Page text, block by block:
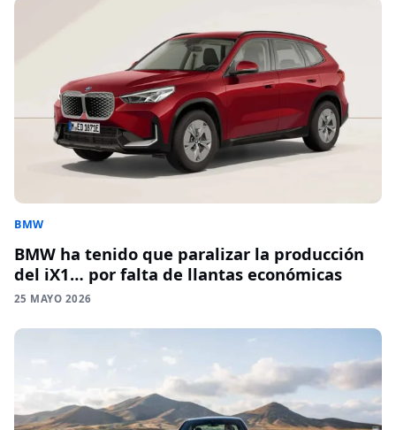
BMW
BMW ha tenido que paralizar la producción
del iX1… por falta de llantas económicas
25 MAYO 2026